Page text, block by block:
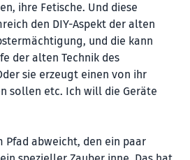
ihre Fetische. Und diese
den DIY-Aspekt der alten
und die kann
der alten Technik des
sie erzeugt einen von ihr
sollen etc. Ich will die Geräte
Pfad abweicht, den ein paar